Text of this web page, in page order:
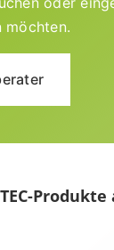
möchten.